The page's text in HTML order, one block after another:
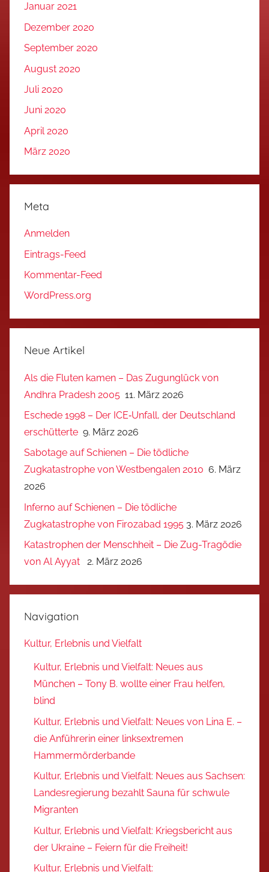
Januar 2021
Dezember 2020
September 2020
August 2020
Juli 2020
Juni 2020
April 2020
März 2020
Meta
Anmelden
Eintrags-Feed
Kommentar-Feed
WordPress.org
Neue Artikel
Als die Fluten kamen – Das Zugunglück von
Andhra Pradesh 2005 11. März 2026
Eschede 1998 – Der ICE‑Unfall, der Deutschland
erschütterte 9. März 2026
Sabotage auf Schienen – Die tödliche
Zugkatastrophe von Westbengalen 2010 6. März
2026
Inferno auf Schienen – Die tödliche
Zugkatastrophe von Firozabad 1995 3. März 2026
Katastrophen der Menschheit – Die Zug-Tragödie
von Al Ayyat
2. März 2026
Navigation
Kultur, Erlebnis und Vielfalt
Kultur, Erlebnis und Vielfalt: Neues aus
München – Tony B. wollte einer Frau helfen,
blind
Kultur, Erlebnis und Vielfalt: Neues von Lina E. –
die Anführerin einer linksextremen
Hammermörderbande
Kultur, Erlebnis und Vielfalt: Neues aus Sachsen:
Landesregierung bezahlt Sauna für schwule
Migranten
Kultur, Erlebnis und Vielfalt: Kriegsbericht aus
der Ukraine – Feiern für die Freiheit!
Kultur, Erlebnis und Vielfalt: